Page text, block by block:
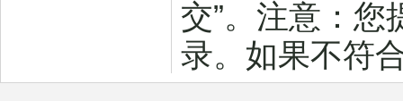
交”。注意：
录。如果不符